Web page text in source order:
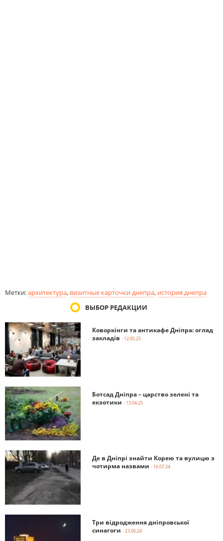
Метки:архитектура, визитные карточки днепра, история днепра
ВЫБОР РЕДАКЦИИ
Коворкінги та антикафе Дніпра: огляд
закладів - 12.05.25
Ботсад Дніпра – царство зелені та
екзотики - 13.04.25
Де в Дніпрі знайти Корею та вулицю з
чотирма назвами - 16.07.24
Три відродження дніпровської
синагоги - 23.06.24